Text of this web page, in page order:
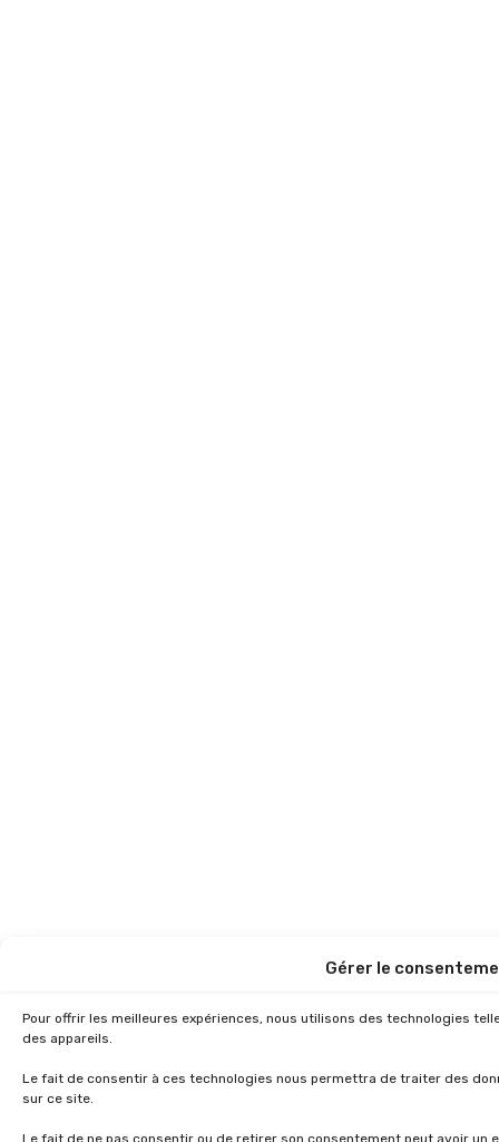
Gérer le
Pour offrir les meilleures expériences, nous utilisons des technologies
des appareils.
Le fait de consentir à ces technologies nous permettra de traiter des
sur ce site.
Le fait de ne pas consentir ou de retirer son consentement peut avoir